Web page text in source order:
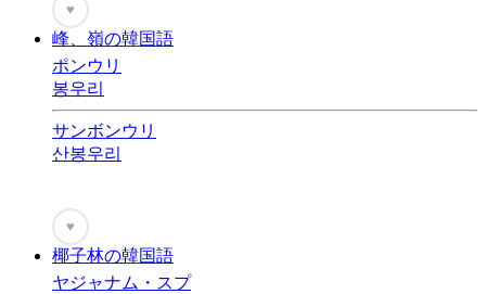
♥
峰、嶺の韓国語
ポンウリ
봉우리
サンボンウリ
산봉우리
♥
椰子林の韓国語
ヤジャナム・スプ